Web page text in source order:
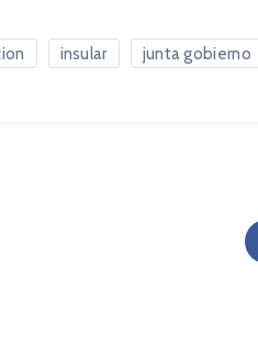
insular junta gobierno